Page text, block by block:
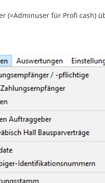
(=Adminuser für Profi cash)